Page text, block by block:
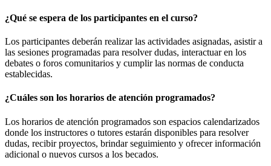
¿Qué se espera de los participantes en el curso?
Los participantes deberán realizar las actividades asignadas, asistir a
las sesiones programadas para resolver dudas, interactuar en los
debates o foros comunitarios y cumplir las normas de conducta
establecidas.
¿Cuáles son los horarios de atención programados?
Los horarios de atención programados son espacios calendarizados
donde los instructores o tutores estarán disponibles para resolver
dudas, recibir proyectos, brindar seguimiento y ofrecer información
adicional o nuevos cursos a los becados.